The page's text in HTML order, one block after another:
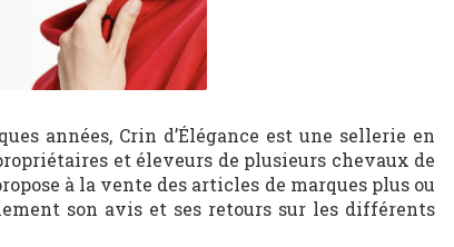
années, Crin d’Élégance est une sellerie en
et éleveurs de plusieurs chevaux de
à la vente des articles de marques plus ou
son avis et ses retours sur les différents